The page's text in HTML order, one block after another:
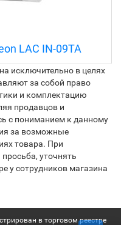
Loriot TC LAC-18TC
исключительно в целях
за собой право
и комплектацию
продавцов и
с пониманием к данному
за возможные
товара. При
уточнять
у сотрудников магазина
в торговом реестре